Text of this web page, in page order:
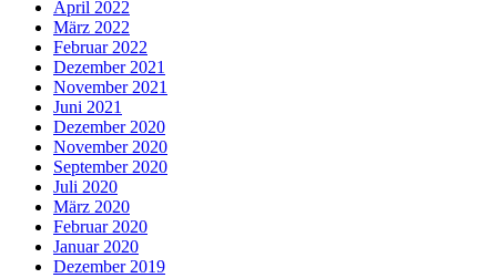
April 2022
März 2022
Februar 2022
Dezember 2021
November 2021
Juni 2021
Dezember 2020
November 2020
September 2020
Juli 2020
März 2020
Februar 2020
Januar 2020
Dezember 2019